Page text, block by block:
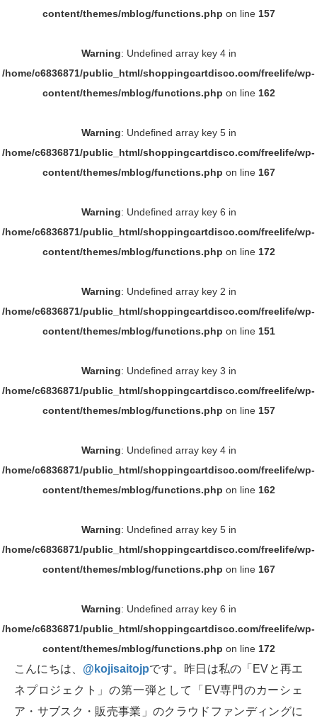
content/themes/mblog/functions.php on line 157
Warning: Undefined array key 4 in
/home/c6836871/public_html/shoppingcartdisco.com/freelife/wp-
content/themes/mblog/functions.php on line 162
Warning: Undefined array key 5 in
/home/c6836871/public_html/shoppingcartdisco.com/freelife/wp-
content/themes/mblog/functions.php on line 167
Warning: Undefined array key 6 in
/home/c6836871/public_html/shoppingcartdisco.com/freelife/wp-
content/themes/mblog/functions.php on line 172
Warning: Undefined array key 2 in
/home/c6836871/public_html/shoppingcartdisco.com/freelife/wp-
content/themes/mblog/functions.php on line 151
Warning: Undefined array key 3 in
/home/c6836871/public_html/shoppingcartdisco.com/freelife/wp-
content/themes/mblog/functions.php on line 157
Warning: Undefined array key 4 in
/home/c6836871/public_html/shoppingcartdisco.com/freelife/wp-
content/themes/mblog/functions.php on line 162
Warning: Undefined array key 5 in
/home/c6836871/public_html/shoppingcartdisco.com/freelife/wp-
content/themes/mblog/functions.php on line 167
Warning: Undefined array key 6 in
/home/c6836871/public_html/shoppingcartdisco.com/freelife/wp-
content/themes/mblog/functions.php on line 172
こんにちは、 @kojisaitojpです。昨日は私の「EVと再エ
ネプロジェクト」の第一弾として「EV専門のカーシェ
ア・サブスク・販売事業」のクラウドファンディングに